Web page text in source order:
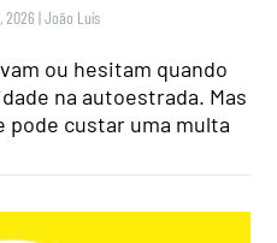
2026 |João Luís
ou hesitam quando
na autoestrada. Mas
pode custar uma multa